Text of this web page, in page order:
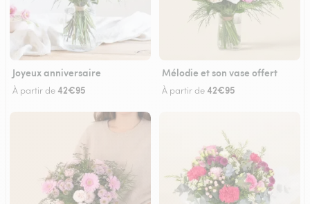
Joyeux anniversaire
À partir de42€95
Mélodie et son vase offert
À partir de42€95